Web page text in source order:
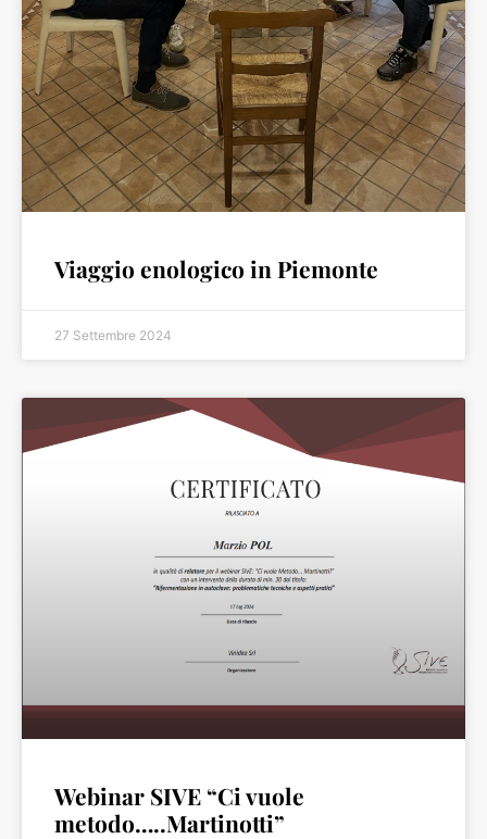
Viaggio enologico in Piemonte
27 Settembre 2024
Webinar SIVE “Ci vuole
metodo…..Martinotti”